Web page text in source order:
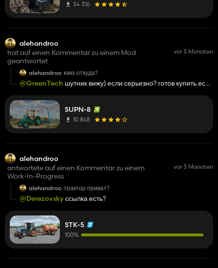
34 316
alehandroo
hat auf einen Kommentar zu einem Mod
geantwortet
vor 3 Monaten
alehandroo юмз откуда?
@GreenTech шутник вижу) если серьезно? готов купить если
SUPN-8
10 848
alehandroo
antwortete auf einen Kommentar zu einem
Work-In-Progress
vor 3 Monaten
alehandroo трактор приват?
@Derezovskyссылка есть?
STK-5
100%